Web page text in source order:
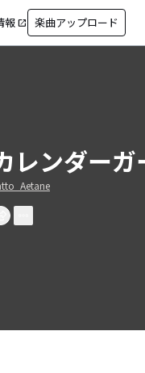
報 open_in_new 楽曲アップロード
レンダーガ